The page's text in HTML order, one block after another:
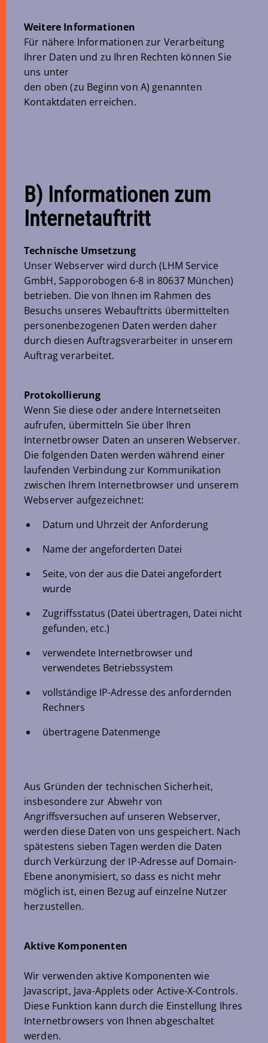
Weitere Informationen
Für nähere Informationen zur Verarbeitung
Ihrer Daten und zu Ihren Rechten können Sie
uns unter
den oben (zu Beginn von A) genannten
Kontaktdaten erreichen.
B) Informationen zum
Internetauftritt
Technische Umsetzung
Unser Webserver wird durch (LHM Service
GmbH, Sapporobogen 6-8 in 80637 München)
betrieben. Die von Ihnen im Rahmen des
Besuchs unseres Webauftritts übermittelten
personenbezogenen Daten werden daher
durch diesen Auftragsverarbeiter in unserem
Auftrag verarbeitet.
Protokollierung
Wenn Sie diese oder andere Internetseiten
aufrufen, übermitteln Sie über Ihren
Internetbrowser Daten an unseren Webserver.
Die folgenden Daten werden während einer
laufenden Verbindung zur Kommunikation
zwischen Ihrem Internetbrowser und unserem
Webserver aufgezeichnet:
Datum und Uhrzeit der Anforderung
Name der angeforderten Datei
Seite, von der aus die Datei angefordert
wurde
Zugriffsstatus (Datei übertragen, Datei nicht
gefunden, etc.)
verwendete Internetbrowser und
verwendetes Betriebssystem
vollständige IP-Adresse des anfordernden
Rechners
übertragene Datenmenge
Aus Gründen der technischen Sicherheit,
insbesondere zur Abwehr von
Angriffsversuchen auf unseren Webserver,
werden diese Daten von uns gespeichert. Nach
spätestens sieben Tagen werden die Daten
durch Verkürzung der IP-Adresse auf Domain-
Ebene anonymisiert, so dass es nicht mehr
möglich ist, einen Bezug auf einzelne Nutzer
herzustellen.
Aktive Komponenten
Wir verwenden aktive Komponenten wie
Javascript, Java-Applets oder Active-X-Controls.
Diese Funktion kann durch die Einstellung Ihres
Internetbrowsers von Ihnen abgeschaltet
werden.